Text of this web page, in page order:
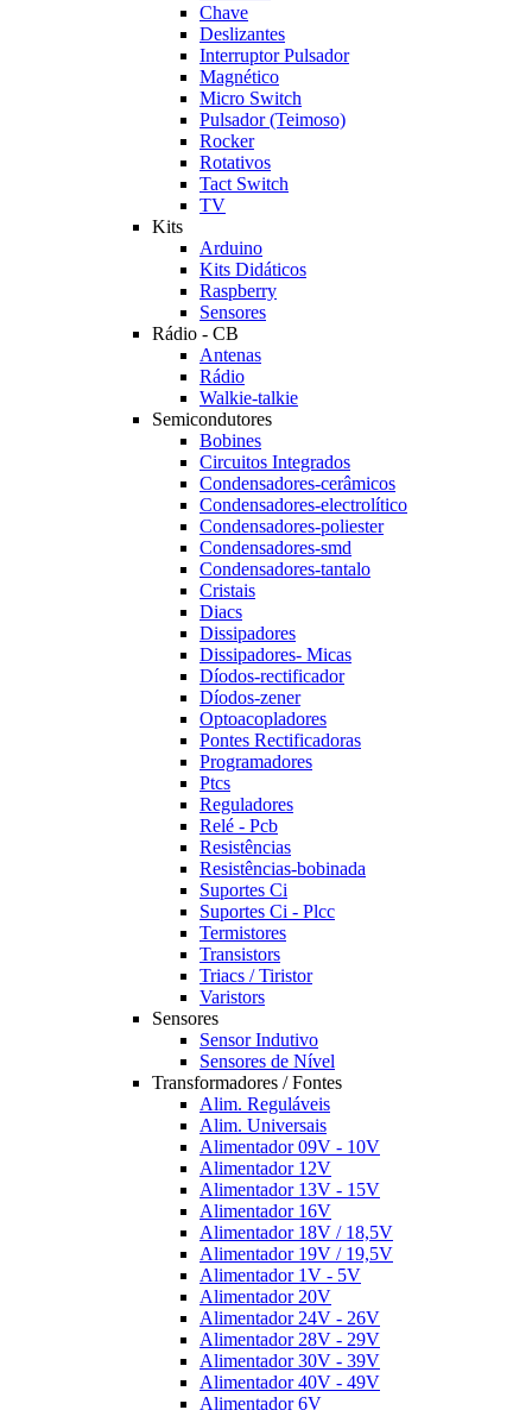
Chave
Deslizantes
Interruptor Pulsador
Magnético
Micro Switch
Pulsador (Teimoso)
Rocker
Rotativos
Tact Switch
TV
Kits
Arduino
Kits Didáticos
Raspberry
Sensores
Rádio - CB
Antenas
Rádio
Walkie-talkie
Semicondutores
Bobines
Circuitos Integrados
Condensadores-cerâmicos
Condensadores-electrolítico
Condensadores-poliester
Condensadores-smd
Condensadores-tantalo
Cristais
Diacs
Dissipadores
Dissipadores- Micas
Díodos-rectificador
Díodos-zener
Optoacopladores
Pontes Rectificadoras
Programadores
Ptcs
Reguladores
Relé - Pcb
Resistências
Resistências-bobinada
Suportes Ci
Suportes Ci - Plcc
Termistores
Transistors
Triacs / Tiristor
Varistors
Sensores
Sensor Indutivo
Sensores de Nível
Transformadores / Fontes
Alim. Reguláveis
Alim. Universais
Alimentador 09V - 10V
Alimentador 12V
Alimentador 13V - 15V
Alimentador 16V
Alimentador 18V / 18,5V
Alimentador 19V / 19,5V
Alimentador 1V - 5V
Alimentador 20V
Alimentador 24V - 26V
Alimentador 28V - 29V
Alimentador 30V - 39V
Alimentador 40V - 49V
Alimentador 6V